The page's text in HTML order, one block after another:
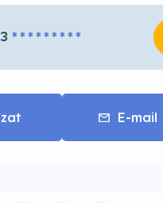
* * * * * * * * *
E-mail